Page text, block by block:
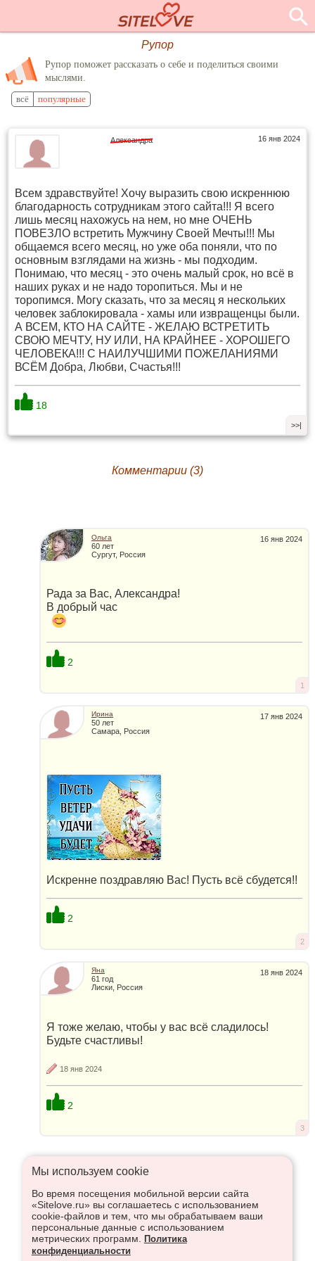
Рупор
Рупор поможет рассказать о себе и поделиться своими
мыслями.
всё популярные
16 янв 2024
Александра
Всем здравствуйте! Хочу выразить свою искреннюю
благодарность сотрудникам этого сайта!!! Я всего
лишь месяц нахожусь на нем, но мне ОЧЕНЬ
ПОВЕЗЛО встретить Мужчину Своей Мечты!!! Мы
общаемся всего месяц, но уже оба поняли, что по
основным взглядами на жизнь - мы подходим.
Понимаю, что месяц - это очень малый срок, но всё в
наших руках и не надо торопиться. Мы и не
торопимся. Могу сказать, что за месяц я нескольких
человек заблокировала - хамы или извращенцы были.
А ВСЕМ, КТО НА САЙТЕ - ЖЕЛАЮ ВСТРЕТИТЬ
СВОЮ МЕЧТУ, НУ ИЛИ, НА КРАЙНЕЕ - ХОРОШЕГО
ЧЕЛОВЕКА!!! С НАИЛУЧШИМИ ПОЖЕЛАНИЯМИ
ВСЁМ Добра, Любви, Счастья!!!
18
>>|
Комментарии (3)
16 янв 2024
Ольга
60 лет
Сургут, Россия
Рада за Вас, Александра!
В добрый час
2
1
17 янв 2024
Ирина
50 лет
Самара, Россия
Искренне поздравляю Вас! Пусть всё сбудется!!
2
2
18 янв 2024
Яна
61 год
Лиски, Россия
Я тоже желаю, чтобы у вас всё сладилось!
Будьте счастливы!
18 янв 2024
2
3
Что высказаться в Рупор, необходимо войти или
зарегистрироваться:
Мы используем сookie
Во время посещения мобильной версии сайта
«Sitelove.ru» вы соглашаетесь с использованием
cookie-файлов и тем, что мы обрабатываем ваши
персональные данные с использованием
метрических программ.
Политика
конфиденциальности